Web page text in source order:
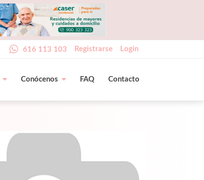
616 113 103 Registrarse Login
Conócenos FAQ Contacto